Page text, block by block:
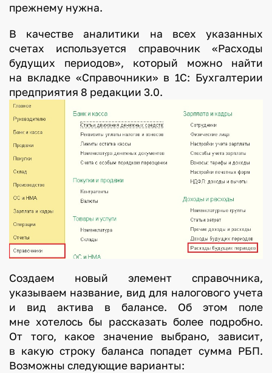
прежнему нужна.
В качестве аналитики на всех указанных
счетах используется справочник «Расходы
будущих периодов», который можно найти
на вкладке «Справочники» в 1С: Бухгалтерии
предприятия 8 редакции 3.0.
Создаем новый элемент справочника,
указываем название, вид для налогового учета
и вид актива в балансе. Об этом поле
мне хотелось бы рассказать более подробно.
От того, какое значение выбрано, зависит,
в какую строку баланса попадет сумма РБП.
Возможны следующие варианты: